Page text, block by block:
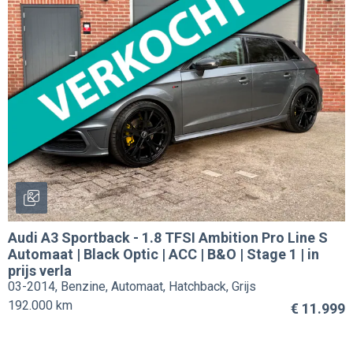
Audi A3 Sportback - 1.8 TFSI Ambition Pro Line S
Automaat | Black Optic | ACC | B&O | Stage 1 | in
prijs verla
03-2014, Benzine, Automaat, Hatchback, Grijs
€ 11.999
192.000 km